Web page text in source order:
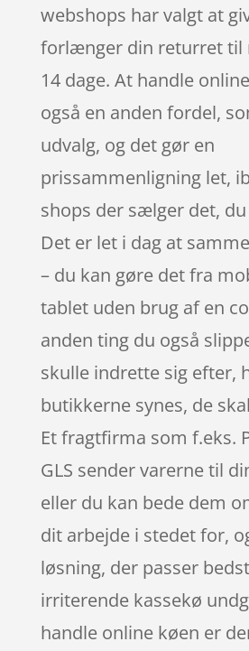
webshops har valgt at
forlænger din returret til
14 dage. At handle
også en anden fordel,
udvalg, og det gør en
prissammenligning let,
shops der sælger det,
Det er let i dag at
– du kan gøre det fra
tablet uden brug af en
anden ting du også
skulle indrette sig efter,
butikkerne synes, de
Et fragtfirma som f.eks.
GLS sender varerne til
eller du kan bede dem
dit arbejde i stedet for,
løsning, der passer
irriterende kassekø
handle online køen er